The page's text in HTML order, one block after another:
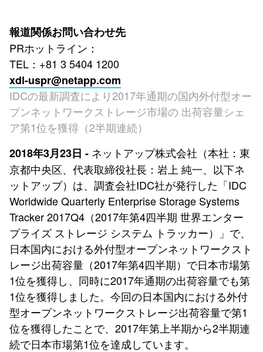
報道関係お問い合わせ先
PRホットライン：
TEL：+81 3 5404 1200
xdl-uspr@netapp.com
IDCの最新調査により2017年通期の国内外付型オー
プンネットワークストレージ市場の 出荷容量シェ
ア第1位を獲得（2半期連続）
2018年3月23日 - ネットアップ株式会社（本社：東
京都中央区、代表取締役社長：岩上 純一、以下ネ
ットアップ）は、調査会社IDC社が発行した「IDC
Worldwide Quarterly Enterprise Storage Systems
Tracker 2017Q4（2017年第4四半期 世界エンター
プライズ ストレージ システム トラッカー）」で、
日本国内における外付型オープンネットワークスト
レージ出荷容量（2017年第4四半期）で日本市場第
1位を獲得し、同時に2017年通期の出荷容量でも第
1位を獲得しました。今回の日本国内における外付
型オープンネットワークストレージ出荷容量で第1
位を獲得したことで、2017年第上半期から2半期連
続で日本市場第1位を達成しています。